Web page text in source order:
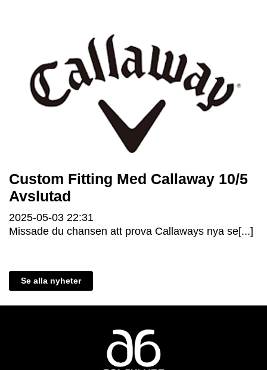
Custom Fitting Med Callaway 10/5
Avslutad
2025-05-03 22:31
Missade du chansen att prova Callaways nya se[...]
Se alla nyheter